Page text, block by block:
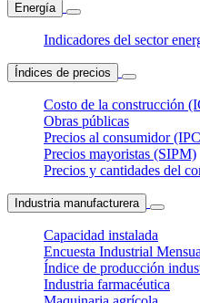
Energía
Indicadores del sector
Índices de precios
Costo de la construcción
Obras públicas
Precios al consumidor
Precios mayoristas (SIPM)
Precios y cantidades del
Industria manufacturera
Capacidad instalada
Encuesta Industrial
Índice de producción
Industria farmacéutica